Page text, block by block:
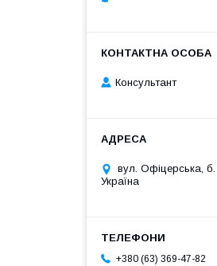
Консультант
вул. Офіцерська,
Україна
+380 (63) 369-47-82